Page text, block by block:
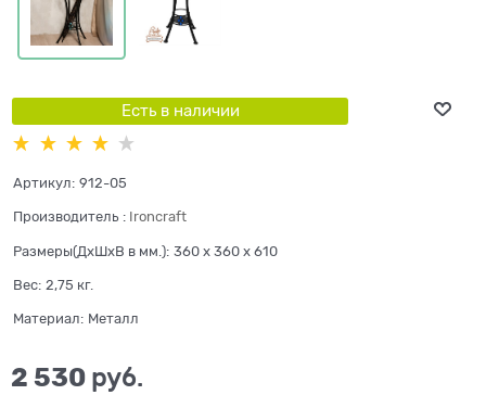
Есть в наличии
Артикул: 912-05
Производитель : Ironcraft
Размеры(ДхШхВ в мм.): 360 x 360 x 610
Вес: 2,75 кг.
Материал: Металл
2 530 руб.